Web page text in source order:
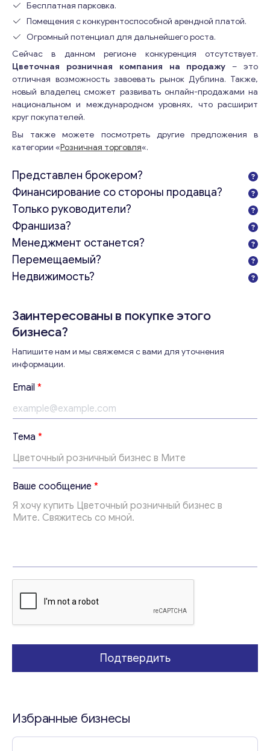
Консультация
Email*
Ваши комментарии*
Свяжитесь со мной
Бесплатная парковка.
Помещения с конкурентоспособной арендной платой.
Огромный потенциал для дальнейшего роста.
Сейчас в данном регионе конкуренция отсутствует.
Цветочная розничная компания на продажу – это
отличная возможность завоевать рынок Дублина. Также,
новый владелец сможет развивать онлайн-продажами на
национальном и международном уровнях, что расширит
круг покупателей.
Вы также можете посмотреть другие предложения в
категории «Розничная торговля«.
Представлен брокером?
Финансирование со стороны продавца?
Только руководители?
Франшиза?
Менеджмент останется?
Перемещаемый?
Недвижимость?
Заинтересованы в покупке этого
бизнеса?
Напишите нам и мы свяжемся с вами для уточнения
информации.
Email *
Тема *
*
*
E
m
Ваше сообщение *
Подтвердить
Избранные бизнесы